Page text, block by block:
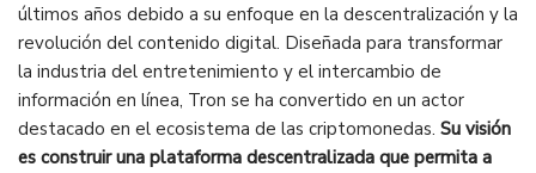
últimos años debido a su enfoque en la descentralización y la
revolución del contenido digital. Diseñada para transformar
la industria del entretenimiento y el intercambio de
información en línea, Tron se ha convertido en un actor
destacado en el ecosistema de las criptomonedas. Su visión
es construir una plataforma descentralizada que permita a